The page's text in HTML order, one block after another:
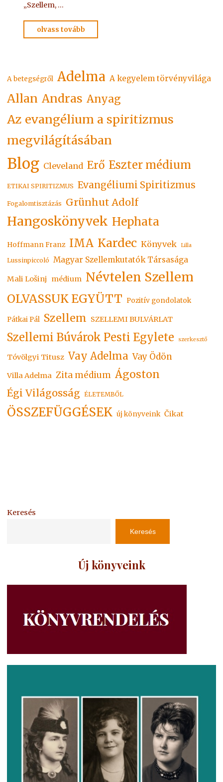
„Szellem, …
olvass tovább
–
Anyag
A betegségről Adelma A kegyelem törvényvilága
Allan Andras Anyag
Az evangélium a spiritizmus
megvilágításában
Blog Cleveland Erő Eszter médium
ETIKAI SPIRITIZMUS Evangéliumi Spiritizmus
Fogalomtisztázás Grünhut Adolf
Hangoskönyvek Hephata
Hoffmann Franz IMA Kardec Könyvek Lilla
Lussinpiccoló Magyar Szellemkutatók Társasága
Mali Lošinj médium Névtelen Szellem
OLVASSUK EGYÜTT Pozitív gondolatok
Pátkai Pál Szellem SZELLEMI BULVÁRLAT
Szellemi Búvárok Pesti Egylete szerkesztő
Tóvölgyi Titusz Vay Adelma Vay Ödön
Villa Adelma Zita médium Ágoston
Égi Világosság ÉLETEMBŐL
ÖSSZEFÜGGÉSEK új könyveink Čikat
Keresés
Keresés
Új könyveink